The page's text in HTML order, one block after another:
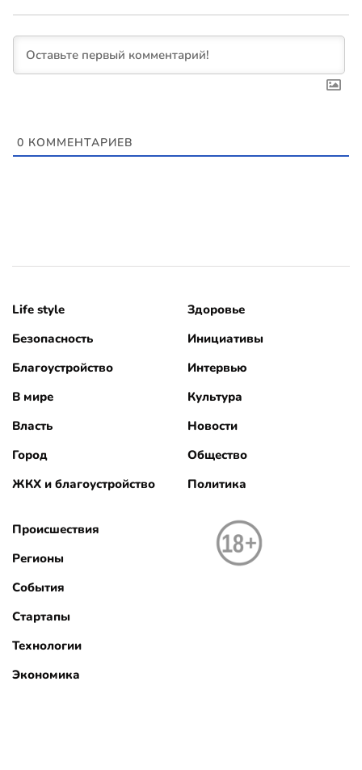
0 КОММЕНТАРИЕВ
Life style
Безопасность
Благоустройство
В мире
Власть
Город
ЖКХ и благоустройство
Здоровье
Инициативы
Интервью
Культура
Новости
Общество
Политика
Происшествия
Регионы
События
Стартапы
Технологии
Экономика